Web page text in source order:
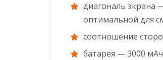
диагональ экрана
оптимальной для
соотношение
батарея — 3000